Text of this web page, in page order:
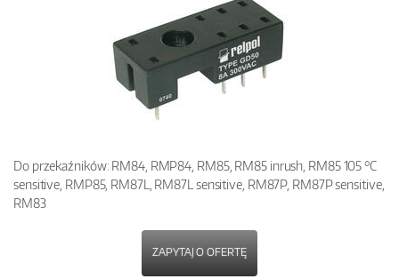
Do przekaźników: RM84, RMP84, RM85, RM85 inrush, RM85 105 °C
sensitive, RMP85, RM87L, RM87L sensitive, RM87P, RM87P sensitive,
RM83
ZAPYTAJ O OFERTĘ